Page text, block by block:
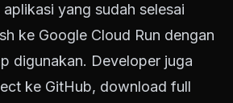
yang sudah selesai
ke Google Cloud Run dengan
digunakan. Developer juga
ke GitHub, download full